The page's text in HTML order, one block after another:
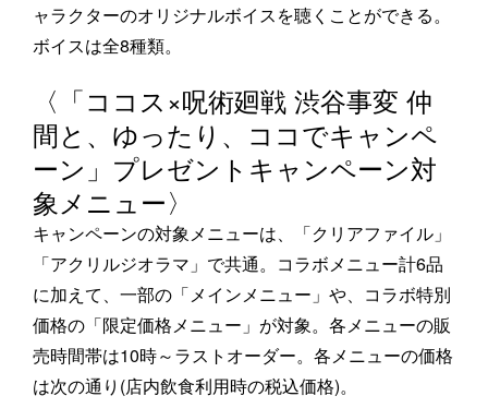
ャラクターのオリジナルボイスを聴くことができる。
ボイスは全8種類。
〈「ココス×呪術廻戦 渋谷事変 仲
間と、ゆったり、ココでキャンペ
ーン」プレゼントキャンペーン対
象メニュー〉
キャンペーンの対象メニューは、「クリアファイル」
「アクリルジオラマ」で共通。コラボメニュー計6品
に加えて、一部の「メインメニュー」や、コラボ特別
価格の「限定価格メニュー」が対象。各メニューの販
売時間帯は10時～ラストオーダー。各メニューの価格
は次の通り(店内飲食利用時の税込価格)。